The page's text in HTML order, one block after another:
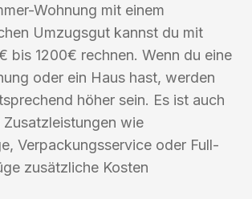
Wohnung mit einem
Umzugsgut kannst du mit
bis 1200€ rechnen. Wenn du eine
oder ein Haus hast, werden
höher sein. Es ist auch
wie
Verpackungsservice oder Full-
zusätzliche Kosten